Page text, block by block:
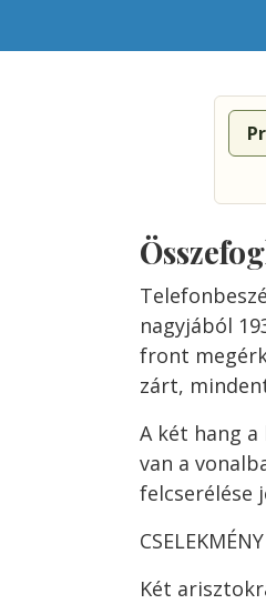
nagyjából
front
zárt,
A két hang
van a
felcserélése
CSELEKMÉNY
Két